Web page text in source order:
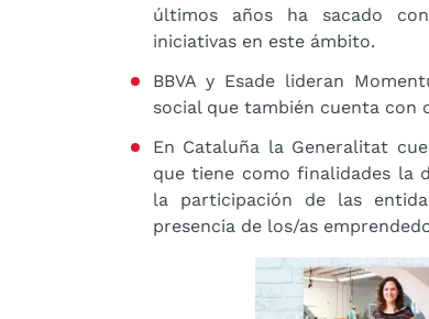
últimos años ha sacado
iniciativas en este ámbito.
BBVA y Esade lideran
social que también cuenta con
En Cataluña la Generalitat
que tiene como finalidades la
la participación de las
presencia de los/as